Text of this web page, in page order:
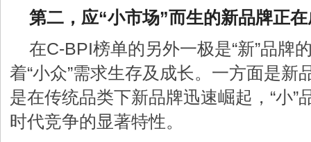
第二，应“小市场”而生的新品牌正
在C-BPI榜单的另外一极是“新”品牌
着“小众”需求生存及成长。一方面是新
是在传统品类下新品牌迅速崛起，“小”
时代竞争的显著特性。